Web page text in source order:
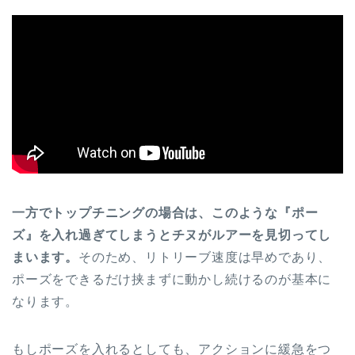
一方でトップチニングの場合は、このような『ポー
ズ』を入れ過ぎてしまうとチヌがルアーを見切ってし
まいます。 そのため、リトリーブ速度は早めであり、
ポーズをできるだけ挟まずに動かし続けるのが基本に
なります。
もしポーズを入れるとしても、アクションに緩急をつ